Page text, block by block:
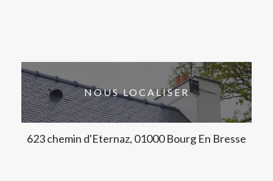
NOUS LOCALISER
623 chemin d'Eternaz, 01000 Bourg En Bresse